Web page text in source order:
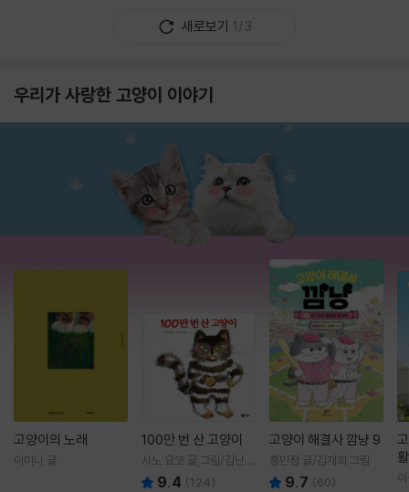
새로보기 1/3
우리가 사랑한 고양이 이야기
고양이의 노래
이미나 글
100만 번 산 고양이
사노 요코 글,그림/김난주
역 9.4 (124)
고양이 해결사 깜냥 9
홍민정 글/김재희 그림
9.7 (60)